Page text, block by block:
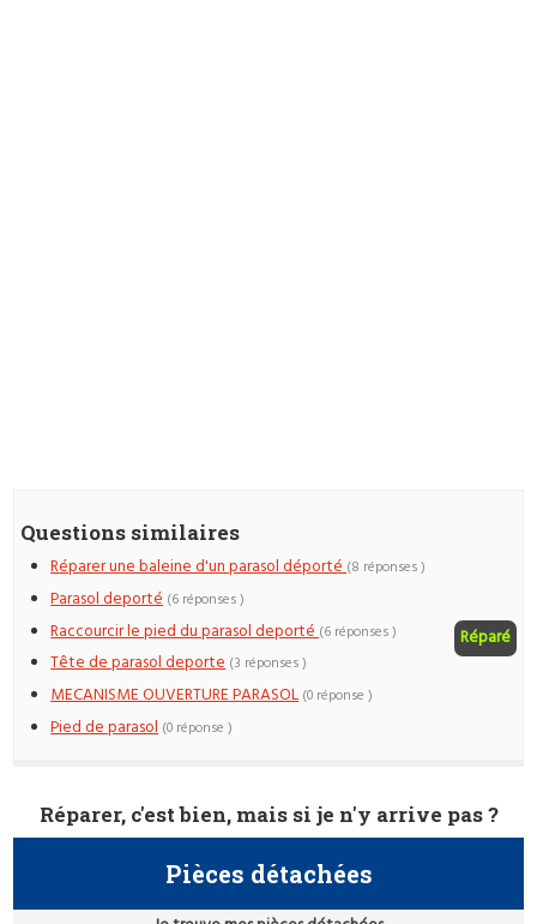
Questions similaires
Réparer une baleine d'un parasol déporté(8 réponses )
Parasol deporté (6 réponses )
Raccourcir le pied du parasol deporté Réparé
(6 réponses )
Tête de parasol deporte (3 réponses )
MECANISME OUVERTURE PARASOL (0 réponse )
Pied de parasol (0 réponse )
Réparer, c'est bien, mais si je n'y arrive pas ?
Pièces détachées